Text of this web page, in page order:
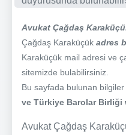
Avukat Çağdaş
Çağdaş Karaküçük adres
Karaküçük mail adresi ve
sitemizde bulabilirsiniz.
Bu sayfada bulunan bilgiler
ve Türkiye Barolar Birliği
Avukat Çağdaş